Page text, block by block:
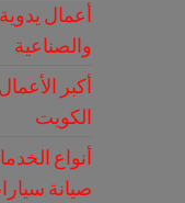
أعمال
والصناعية
أكبر
الكويت
أنواع
صيانة